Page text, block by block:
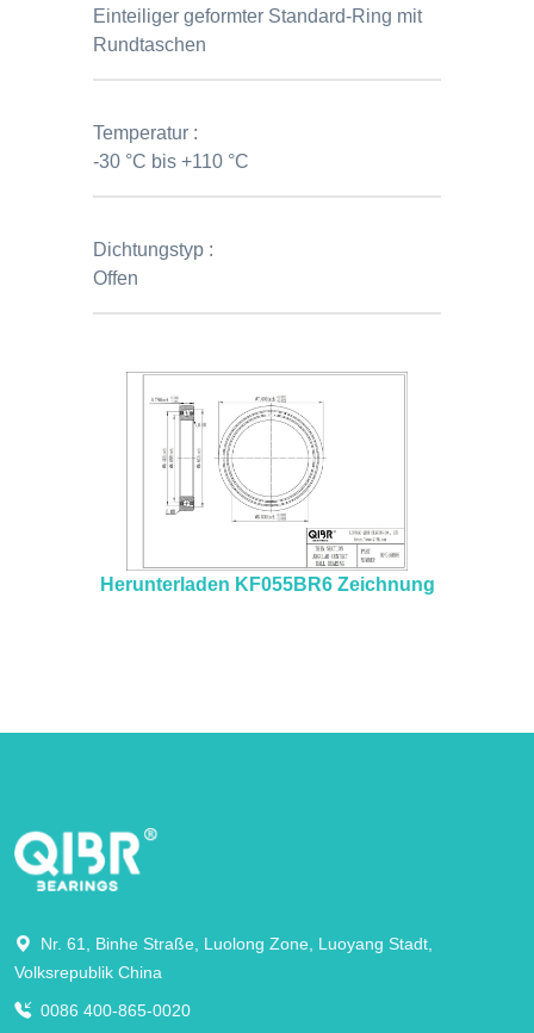
Einteiliger geformter Standard-Ring mit
Rundtaschen
Temperatur :
-30 °C bis +110 °C
Dichtungstyp :
Offen
Herunterladen KF055BR6 Zeichnung
Nr. 61, Binhe Straße, Luolong Zone, Luoyang Stadt,
Volksrepublik China
0086 400-865-0020